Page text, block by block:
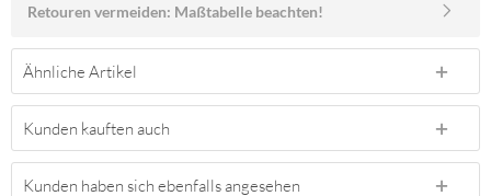
Retouren vermeiden: Maßtabelle beachten!
Ähnliche Artikel
Kunden kauften auch
Kunden haben sich ebenfalls angesehen